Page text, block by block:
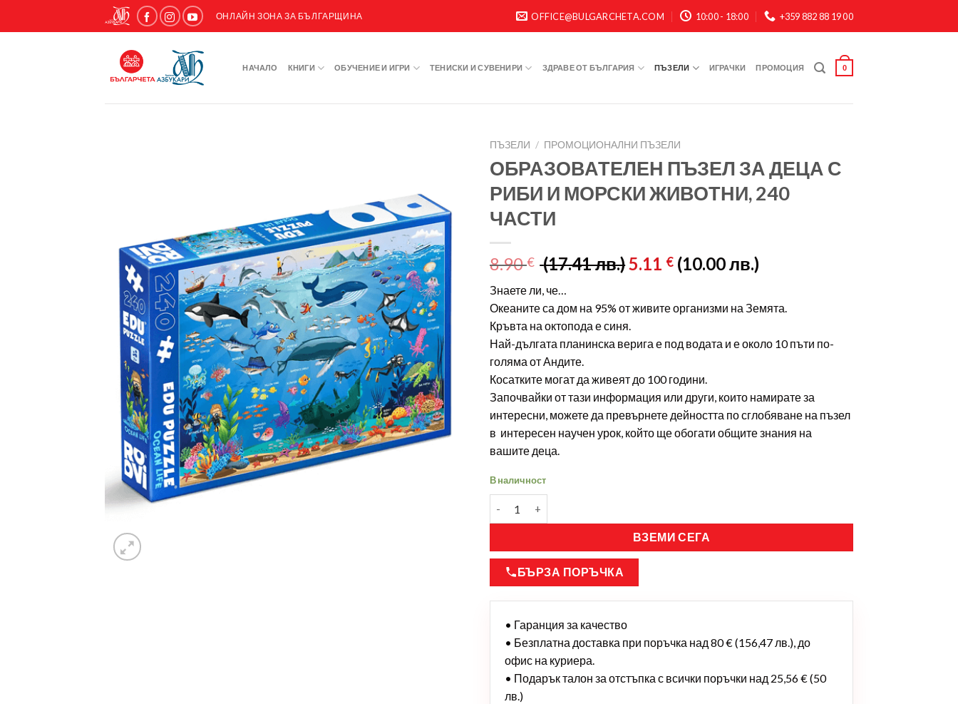
ОНЛАЙН ЗОНА ЗА БЪЛГАРЩИНА OFFICE@BULGARCHETA.COM 10:00 - 18:00 +359 882 88 19 00
НАЧАЛО КНИГИ ОБУЧЕНИЕ И ИГРИ ТЕНИСКИ И СУВЕНИРИ ЗДРАВЕ ОТ БЪЛГАРИЯ ПЪЗЕЛИ ИГРАЧКИ ПРОМОЦИЯ 0
ПЪЗЕЛИ / ПРОМОЦИОНАЛНИ ПЪЗЕЛИ
ОБРАЗОВАТЕЛЕН ПЪЗЕЛ ЗА ДЕЦА С
РИБИ И МОРСКИ ЖИВОТНИ, 240
ЧАСТИ
8.90€ (17.41 лв.)5.11 € (10.00 лв.)
Знаете ли, че…
Океаните са дом на 95% от живите организми на Земята.
Кръвта на октопода е синя.
Най-дългата планинска верига е под водата и е около 10 пъти по-
голяма от Андите.
Косатките могат да живеят до 100 години.
Започвайки от тази информация или други, които намирате за
интересни, можете да превърнете дейността по сглобяване на пъзел
в интересен научен урок, който ще обогати общите знания на
вашите деца.
В наличност
ВЗЕМИ СЕГА
БЪРЗА ПОРЪЧКА
• Гаранция за качество
• Безплатна доставка при поръчка над 80 € (156,47 лв.), до
офис на куриера.
• Подарък талон за отстъпка с всички поръчки над 25,56 € (50
лв.)